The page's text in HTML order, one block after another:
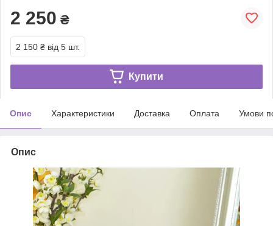
2 250 ₴
2 150 ₴ від 5 шт.
Купити
Опис Характеристики Доставка Оплата Умови
Опис